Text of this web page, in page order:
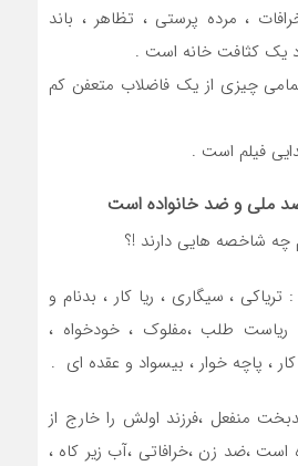
، مرده پرستی ، تظاهر ، باند
یک کثافت خانه است .
چیزی از یک فاضلاب متعفن کم
فیلم است .
ضد ملی و ضد خانواده است
چه شاخصه هایی دارند !؟
تریاکی ، سیگاری ، ریا کار ، بدنام و
ریاست طلب ،مفلوک ، خودخواه ،
، پاچه خوار ، بیسواد و عقده ای .
منفعل ،فرزند اولش را خارج از
است ،ضد زن ،خرافاتی ،آب زیر کاه ،